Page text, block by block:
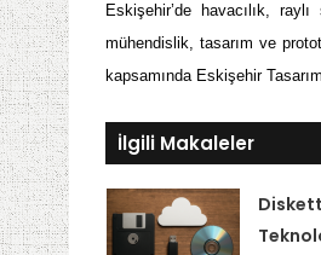
Eskişehir’de havacılık,
mühendislik, tasarım ve
kapsamında Eskişehir
İlgili Makaleler